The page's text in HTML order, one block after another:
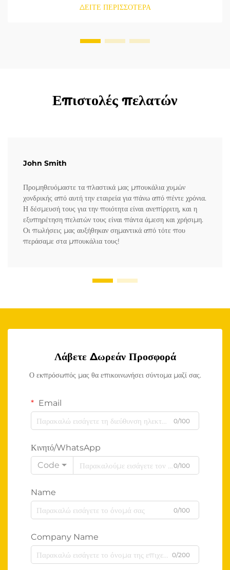
τώρα.
ΔΕΙΤΕ ΠΕΡΙΣΣΟΤΕΡΑ
Επιστολές πελατών
John Smith
Προμηθευόμαστε τα πλαστικά μας μπουκάλια χυμών
χονδρικής από αυτή την εταιρεία για πάνω από πέντε χρόνια.
Η δέσμευσή τους για την ποιότητα είναι ανεπίρριτη, και η
εξυπηρέτηση πελατών τους είναι πάντα άμεση και χρήσιμη.
Οι πωλήσεις μας αυξήθηκαν σημαντικά από τότε που
περάσαμε στα μπουκάλια τους!
Λάβετε Δωρεάν Προσφορά
Ο εκπρόσωπός μας θα επικοινωνήσει σύντομα μαζί σας.
Email
0/100
Κινητό/WhatsApp
Code
0/100
Name
0/100
Company Name
0/200